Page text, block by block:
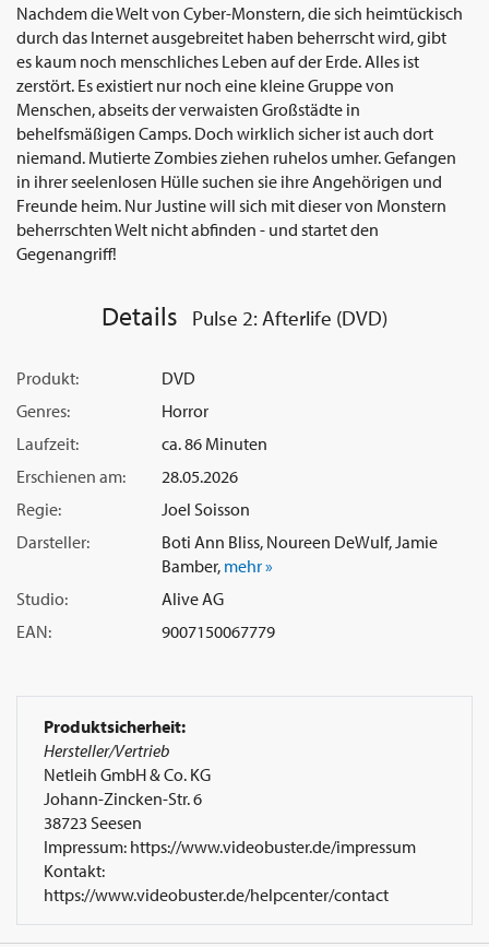
Nachdem die Welt von Cyber-Monstern, die sich heimtückisch
durch das Internet ausgebreitet haben beherrscht wird, gibt
es kaum noch menschliches Leben auf der Erde. Alles ist
zerstört. Es existiert nur noch eine kleine Gruppe von
Menschen, abseits der verwaisten Großstädte in
behelfsmäßigen Camps. Doch wirklich sicher ist auch dort
niemand. Mutierte Zombies ziehen ruhelos umher. Gefangen
in ihrer seelenlosen Hülle suchen sie ihre Angehörigen und
Freunde heim. Nur Justine will sich mit dieser von Monstern
beherrschten Welt nicht abfinden - und startet den
Gegenangriff!
Details Pulse 2: Afterlife (DVD)
Produkt:
DVD
Genres:
Horror
Laufzeit:
ca. 86 Minuten
Erschienen am:
28.05.2026
Regie:
Joel Soisson
Darsteller:
Boti Ann Bliss, Noureen DeWulf, Jamie
Bamber, mehr »
Studio:
Alive AG
EAN:
9007150067779
Produktsicherheit:
Hersteller/Vertrieb
Netleih GmbH & Co. KG
Johann-Zincken-Str. 6
38723 Seesen
Impressum: https://www.videobuster.de/impressum
Kontakt:
https://www.videobuster.de/helpcenter/contact